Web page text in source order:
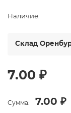
Наличие:
Склад
7.00 ₽
Сумма: 7.00 ₽